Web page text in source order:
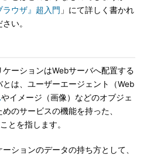
ウザ』超入門 」にて詳しく書かれ
い。
ーションはWebサーバへ配置する
は、ユーザーエージェント（Web
やイメージ（画像）などのオブジェ
のサービスの機能を持った、
とを指します。
ションのデータの持ち方として、